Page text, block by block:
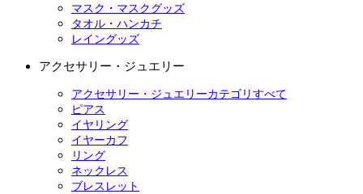
マスク・マスクグッズ
タオル・ハンカチ
レイングッズ
アクセサリー・ジュエリー
アクセサリー・ジュエリーカテゴリすべて
ピアス
イヤリング
イヤーカフ
リング
ネックレス
ブレスレット